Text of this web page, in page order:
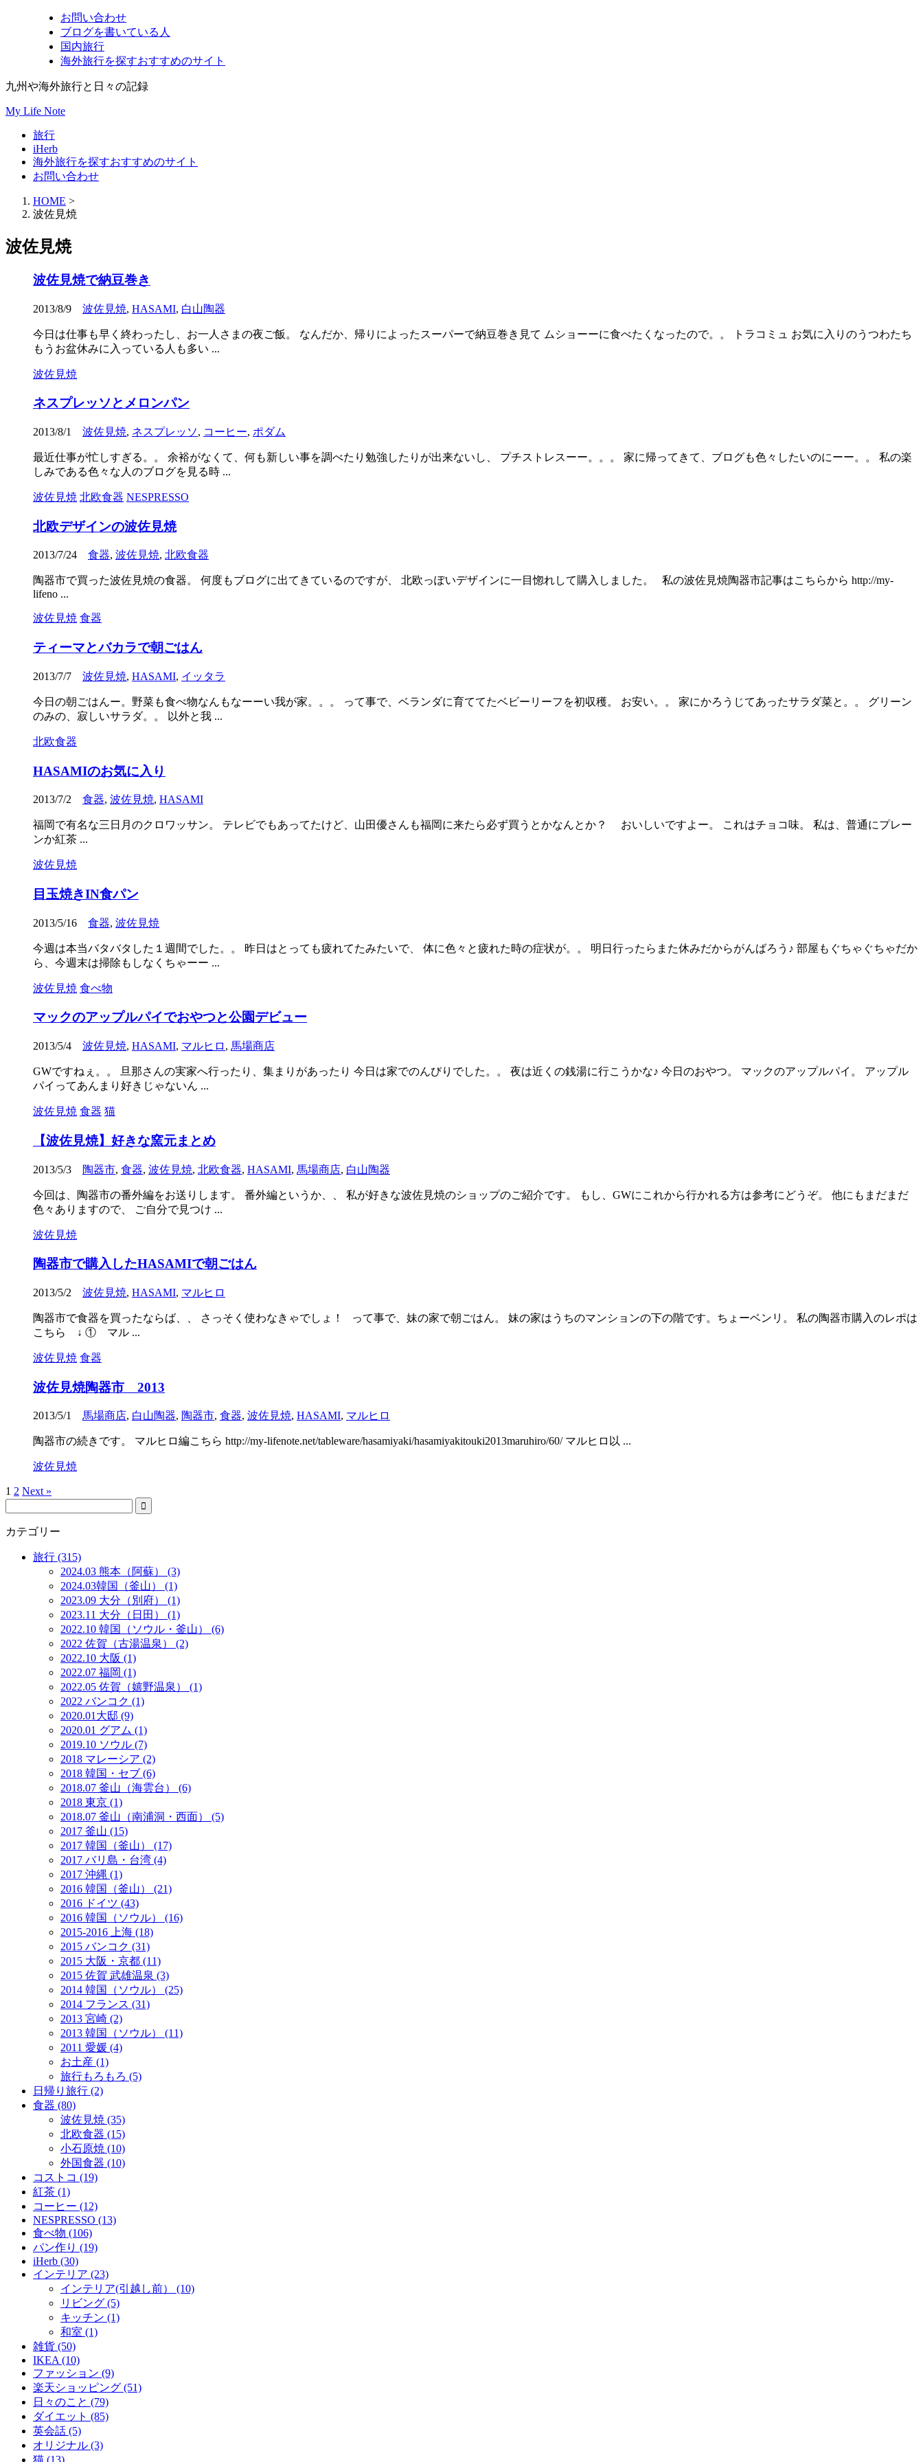
お問い合わせ
ブログを書いている人
国内旅行
海外旅行を探すおすすめのサイト
九州や海外旅行と日々の記録
My Life Note
旅行
iHerb
海外旅行を探すおすすめのサイト
お問い合わせ
HOME >
波佐見焼
波佐見焼
波佐見焼で納豆巻き
2013/8/9 波佐見焼, HASAMI, 白山陶器
今日は仕事も早く終わったし、お一人さまの夜ご飯。 なんだか、帰りによったスーパーで納豆巻き見て ムショーーに食べたくなったので。。 トラコミュ お気に入りのうつわたち
もうお盆休みに入っている人も多い ...
波佐見焼
ネスプレッソとメロンパン
2013/8/1 波佐見焼, ネスプレッソ, コーヒー, ポダム
最近仕事が忙しすぎる。。 余裕がなくて、何も新しい事を調べたり勉強したりが出来ないし、 プチストレスーー。。。 家に帰ってきて、ブログも色々したいのにーー。。 私の楽
しみである色々な人のブログを見る時 ...
波佐見焼 北欧食器 NESPRESSO
北欧デザインの波佐見焼
2013/7/24 食器, 波佐見焼, 北欧食器
陶器市で買った波佐見焼の食器。 何度もブログに出てきているのですが、 北欧っぽいデザインに一目惚れして購入しました。 私の波佐見焼陶器市記事はこちらから http://my-
lifeno ...
波佐見焼 食器
ティーマとバカラで朝ごはん
2013/7/7 波佐見焼, HASAMI, イッタラ
今日の朝ごはんー。野菜も食べ物なんもなーーい我が家。。。 って事で、ベランダに育ててたベビーリーフを初収穫。 お安い。。 家にかろうじてあったサラダ菜と。。 グリーン
のみの、寂しいサラダ。。 以外と我 ...
北欧食器
HASAMIのお気に入り
2013/7/2 食器, 波佐見焼, HASAMI
福岡で有名な三日月のクロワッサン。 テレビでもあってたけど、山田優さんも福岡に来たら必ず買うとかなんとか？ おいしいですよー。 これはチョコ味。 私は、普通にプレー
ンか紅茶 ...
波佐見焼
目玉焼きIN食パン
2013/5/16 食器, 波佐見焼
今週は本当バタバタした１週間でした。。 昨日はとっても疲れてたみたいで、 体に色々と疲れた時の症状が。。 明日行ったらまた休みだからがんばろう♪ 部屋もぐちゃぐちゃだか
ら、今週末は掃除もしなくちゃーー ...
波佐見焼 食べ物
マックのアップルパイでおやつと公園デビュー
2013/5/4 波佐見焼, HASAMI, マルヒロ , 馬場商店
GWですねぇ。。 旦那さんの実家へ行ったり、集まりがあったり 今日は家でのんびりでした。。 夜は近くの銭湯に行こうかな♪ 今日のおやつ。 マックのアップルパイ。 アップル
パイってあんまり好きじゃないん ...
波佐見焼 食器 猫
【波佐見焼】好きな窯元まとめ
2013/5/3 陶器市, 食器, 波佐見焼, 北欧食器, HASAMI, 馬場商店, 白山陶器
今回は、陶器市の番外編をお送りします。 番外編というか、、 私が好きな波佐見焼のショップのご紹介です。 もし、GWにこれから行かれる方は参考にどうぞ。 他にもまだまだ
色々ありますので、 ご自分で見つけ ...
波佐見焼
陶器市で購入したHASAMIで朝ごはん
2013/5/2 波佐見焼, HASAMI, マルヒロ
陶器市で食器を買ったならば、、 さっそく使わなきゃでしょ！ って事で、妹の家で朝ごはん。 妹の家はうちのマンションの下の階です。ちょーベンリ。 私の陶器市購入のレポは
こちら ↓ ① マル ...
波佐見焼 食器
波佐見焼陶器市 2013
2013/5/1 馬場商店, 白山陶器, 陶器市, 食器, 波佐見焼, HASAMI, マルヒロ
陶器市の続きです。 マルヒロ編こちら http://my-lifenote.net/tableware/hasamiyaki/hasamiyakitouki2013maruhiro/60/ マルヒロ以 ...
波佐見焼
1 2 Next »
カテゴリー
旅行 (315)
2024.03 熊本（阿蘇） (3)
2024.03韓国（釜山） (1)
2023.09 大分（別府） (1)
2023.11 大分（日田） (1)
2022.10 韓国（ソウル・釜山） (6)
2022 佐賀（古湯温泉） (2)
2022.10 大阪 (1)
2022.07 福岡 (1)
2022.05 佐賀（嬉野温泉） (1)
2022 バンコク (1)
2020.01大邸 (9)
2020.01 グアム (1)
2019.10 ソウル (7)
2018 マレーシア (2)
2018 韓国・セブ (6)
2018.07 釜山（海雲台） (6)
2018 東京 (1)
2018.07 釜山（南浦洞・西面） (5)
2017 釜山 (15)
2017 韓国（釜山） (17)
2017 バリ島・台湾 (4)
2017 沖縄 (1)
2016 韓国（釜山） (21)
2016 ドイツ (43)
2016 韓国（ソウル） (16)
2015-2016 上海 (18)
2015 バンコク (31)
2015 大阪・京都 (11)
2015 佐賀 武雄温泉 (3)
2014 韓国（ソウル） (25)
2014 フランス (31)
2013 宮崎 (2)
2013 韓国（ソウル） (11)
2011 愛媛 (4)
お土産 (1)
旅行もろもろ (5)
日帰り旅行 (2)
食器 (80)
波佐見焼 (35)
北欧食器 (15)
小石原焼 (10)
外国食器 (10)
コストコ (19)
紅茶 (1)
コーヒー (12)
NESPRESSO (13)
食べ物 (106)
パン作り (19)
iHerb (30)
インテリア (23)
インテリア(引越し前） (10)
リビング (5)
キッチン (1)
和室 (1)
雑貨 (50)
IKEA (10)
ファッション (9)
楽天ショッピング (51)
日々のこと (79)
ダイエット (85)
英会話 (5)
オリジナル (3)